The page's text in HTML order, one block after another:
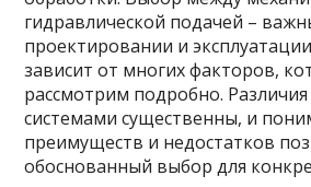
гидравлической подачей –
проектировании и
зависит от многих факторов,
рассмотрим подробно.
системами существенны, и
преимуществ и недостатков
обоснованный выбор для